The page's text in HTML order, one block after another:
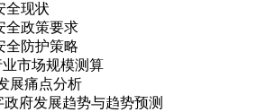
全现状
全政策要求
全防护策略
市场规模测算
展痛点分析
政府发展趋势与趋势预测